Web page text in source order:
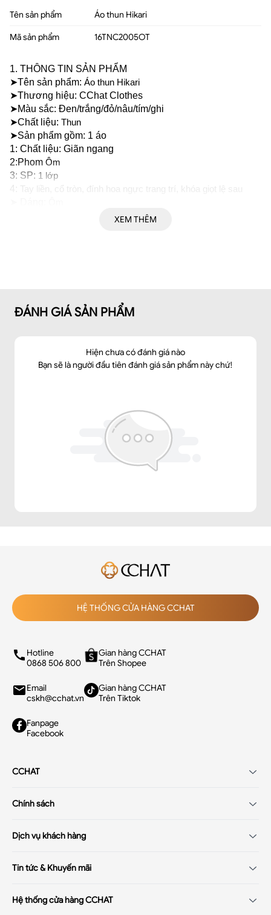
Tên sản phẩm Áo thun Hikari
Mã sản phẩm 16TNC2005OT
1. THÔNG TIN SẢN PHẨM
➤Tên sản phẩm: Áo thun Hikari
➤Thương hiệu: CChat Clothes
➤Màu sắc: Đen/trắng/đỏ/nâu/tím/ghi
➤Chất liệu: Thun
➤Sản phẩm gồm: 1 áo
1: Chất liệu: Giãn ngang
2:Phom Ôm
3: SP: 1 lớp
➤Thông số size: S/ M/ L/XL/XXL
XEM THÊM
ĐÁNH GIÁ SẢN PHẨM
Hiện chưa có đánh giá nào
Bạn sẽ là người đầu tiên đánh giá sản phẩm này chứ!
HỆ THỐNG CỬA HÀNG CCHAT
Hotline
0868 506 800
Email
cskh@cchat.vn
Fanpage
Facebook
Gian hàng CCHAT
Trên Shopee
Gian hàng CCHAT
Trên Tiktok
CCHAT
Hệ thống cửa hàng
Chính sách
Chính sách thanh toán
Chính sách bảo hành
Dịch vụ khách hàng
Hướng dẫn mua hàng
Tin tức & Khuyến mãi
Xu hướng thời trang 2025
Hệ thống cửa hàng CCHAT